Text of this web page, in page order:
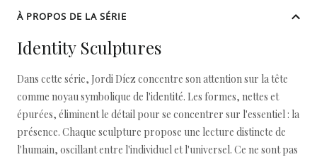
À PROPOS DE LA SÉRIE
Identity Sculptures
Dans cette série, Jordi Díez concentre son attention sur la tête
comme noyau symbolique de l'identité. Les formes, nettes et
épurées, éliminent le détail pour se concentrer sur l'essentiel : la
présence. Chaque sculpture propose une lecture distincte de
l'humain, oscillant entre l'individuel et l'universel. Ce ne sont pas